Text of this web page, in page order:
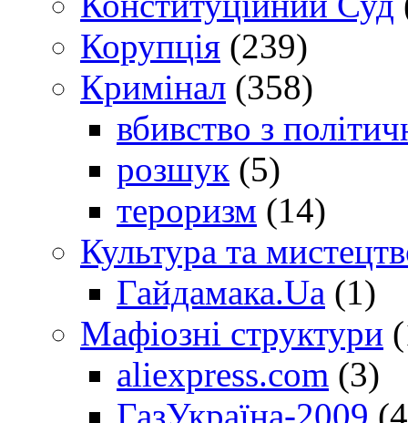
Корупція (239)
Кримінал (358)
вбивство з
розшук (5)
тероризм (14)
Культура та
Гайдамака.Ua (1)
Мафіозні структури
aliexpress.com (3)
ГазУкраїна-2009